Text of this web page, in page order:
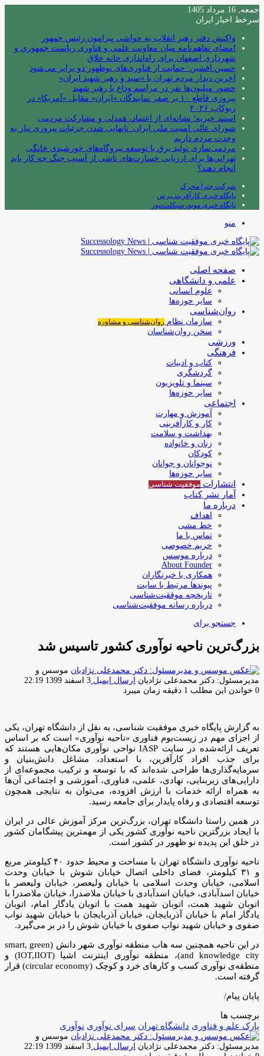
جمعه, 16 مرداد 1405
سرخط اخبار ایران
واکنش دفتر رهبر انقلاب به حواشی پیرامون رئیس جمهور
امضای تفاهم‌نامه میان معاونت علمی و فناوری ریاست جمهوری و
شهرداری اصفهان برای راه‌اندازی خانه خلاق
حسین افشین: حمایت از فناوری‌های نوظهور دو برابر می‌شود
آخرین دیدار مردم تهران با «سید و رهبر شهید ایران»
حضور میلیون‌ها نفر در مراسم وداع با رهبر شهید
پیروزی قاطع ۱۰ بر صفر نمایندگان «ایران» مقابل «آمریکا» در
ربوکاپ ۲۰۲۶
استند خیریه؛ نشانه‌ای از اعتماد، همدلی و مشارکت مردمی
شورای عالی امنیت ملی ایران: تانهایی شدن جزئیات پیروزی نیاز به
وحدت مردم داریم
مردمی‌سازی تولید برق با توسعه نیروگاه‌های خورشیدی خانگی
تهرانی‌ها برای ارزیابی خسارت‌های ناشی از آسیب جنگ چه کار باید
انجام دهند؟
شرکت چترا محرک
پایگاه خبری کارآفرینی‌پرس
پایگاه خبری موتورسیکلت‌نیوز
منو
صفحه اصلی
علمی و دانشگاهی
علوم انسانی
سایر حوزه‌ها
روان‌شناسی
سازمان نظام روان‌شناسی و مشاوره
سخن روان‌شناسان
ورزشی
فرهنگی
کتاب و ادبیات
گردشگری
سینما و تلویزیون
سایر حوزه‌ها
اجتماعی
آموزش و مهارت
کار و کارآفرینی
بهداشت و سلامت
زنان و خانواده
کودکان
نوجوانان و جوانان
سایر حوزه‌ها
انتشارات موفقیت‌ شناسی
آمار نشر کتاب
درباره ما
اهداف
خط مشی
تماس با ما
حریم خصوصی
درباره موسس
About Founder
همکاری با خبرنگاران
پیوندها مرتبط با سایت
تاریخچه موفقیت‌شناسی
درباره رسانه موفقیت‌شناسی
جستجو برای
بزرگ‌ترین ناحیه نوآوری کشور تاسیس شد
موسس و
مدیرمسئول: دکتر محمدعلی نژادیان ارسال ایمیل 3 اسفند 1399 22:19
0 خواندن این مطلب 1 دقیقه زمان میبرد
به گزارش پایگاه خبری موفقیت شناسی، به نقل از دانشگاه تهران، یکی
از اجزای مهم در زیست‌بوم فناوری «ناحیه نوآوری» است که بر اساس
تعریف ارائه‌شده در سایت IASP نواحی نوآوری مکان‌هایی هستند که
برای جذب افراد کارآفرین، با استعداد، مشاغل دانش‌بنیان و
سرمایه‌گذاری‌ها طراحی شده‌اند که با توسعه و ترکیب مجموعه‌ای از
دارایی‌های زیربنایی، نهادی، علمی، فناوری، آموزشی و اجتماعی آن‌ها
به همراه ارائه خدمات با ارزش افزوده، می‌توان به نتایجی همچون
توسعه اقتصادی و رفاه پایدار برای جامعه رسید.
در همین راستا دانشگاه تهران، بزرگ‌ترین مرکز آموزش عالی در ایران
با ایجاد بزرگترین ناحیه نوآوری کشور یکی از مهمترین پیشگامان کشور
در خلق این پدیده نو ظهور در کشور است.
ناحیه نوآوری دانشگاه تهران با مساحت و محیط حدود ۴۰ کیلومتر مربع
و ۳۱ کیلومتر، فضای داخلی اتصال خیابان شوش با خیابان وحدت
اسلامی، خیابان وحدت اسلامی با خیابان ولیعصر، خیابان ولیعصر با
خیابان اسدآبادی، خیابان اسدآبادی با خیابان ملاصدرا، خیابان ملاصدرا با
اتوبان شهید همت، اتوبان شهید همت با اتوبان یادگار امام، اتوبان
یادگار امام با خیابان آذربایجان، خیابان آذربایجان با خیابان شهید نواب
صفوی و خیابان شهید نواب صفوی با خیابان شوش را در بر می‌گیرد.
در این ناحیه همچنین سه هاب منطقه نوآوری شهر دانش (smart, green
and knowledge city)، منطقه نوآوری اینترنت اشیا (IOT,IIOT) و
منطقه‌ی نوآوری کسب و کارهای خرد و کوچک (circular economy) قرار
گرفته است.
پایان پیام/
برچسب ها
پارک علم و فناوری دانشگاه تهران سرای نوآوری نوآوری
موسس و
مدیرمسئول: دکتر محمدعلی نژادیان ارسال ایمیل 3 اسفند 1399 22:19